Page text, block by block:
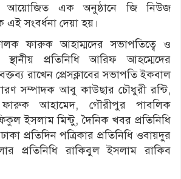
আয়োজিত এক অনুষ্ঠানে জি নিউজ
এই সংবর্ধনা দেয়া হয়।
ফারুক আহাম্মদের সভাপতিত্বে ও
প্রতিনিধি আরিফ আহম্মেদের
রাখেন প্রেসক্লাবের সভাপতি ইকবাল
সম্পাদক আবু কাউছার চৌধুরী রন্টি,
আহামেদ, গৌরীপুর পাবলিক
ইসলাম মিন্টু, দৈনিক খবর প্রতিনিধি
প্রতিদিন পত্রিকার প্রতিনিধি ওবায়দুর
প্রতিনিধি রাকিবুল ইসলাম রাকিব